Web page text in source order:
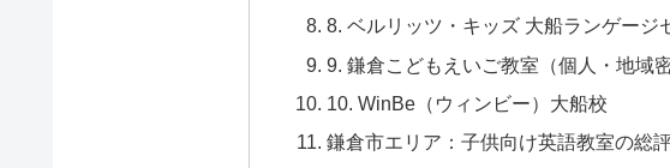
8. ベルリッツ・キッズ 大船ランゲージ
9. 鎌倉こどもえいご教室（個人・地域密
10. WinBe（ウィンビー）大船校
鎌倉市エリア：子供向け英語教室の総